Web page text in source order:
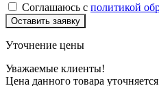
Соглашаюсь с политикой
Оставить заявку
Уточнение цены
Уважаемые клиенты!
Цена данного товара